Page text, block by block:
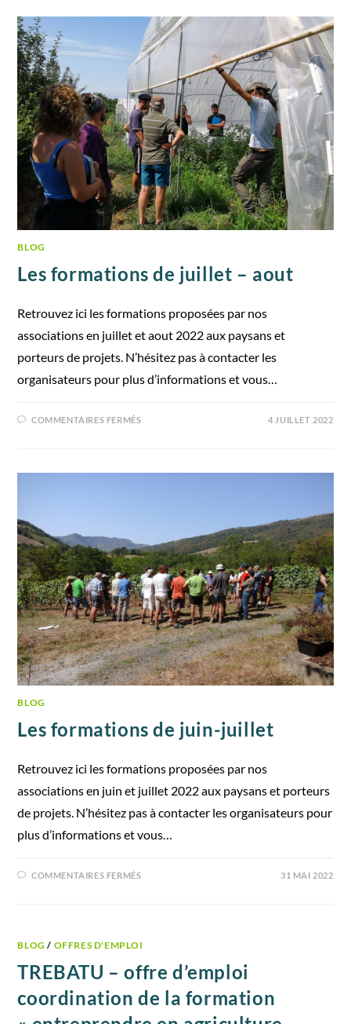
BLOG
Les formations de juillet – aout
Retrouvez ici les formations proposées par nos
associations en juillet et aout 2022 aux paysans et
porteurs de projets. N’hésitez pas à contacter les
organisateurs pour plus d’informations et vous…
COMMENTAIRES FERMÉS 4 JUILLET 2022
BLOG
Les formations de juin-juillet
Retrouvez ici les formations proposées par nos
associations en juin et juillet 2022 aux paysans et porteurs
de projets. N’hésitez pas à contacter les organisateurs pour
plus d’informations et vous…
COMMENTAIRES FERMÉS 31 MAI 2022
BLOG / OFFRES D'EMPLOI
TREBATU – offre d’emploi
coordination de la formation